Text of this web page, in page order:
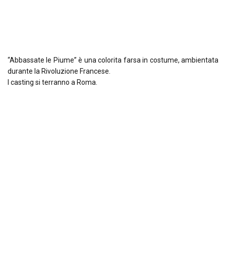
“Abbassate le Piume” è una colorita farsa in costume, ambientata
durante la Rivoluzione Francese.
I casting si terranno a Roma.